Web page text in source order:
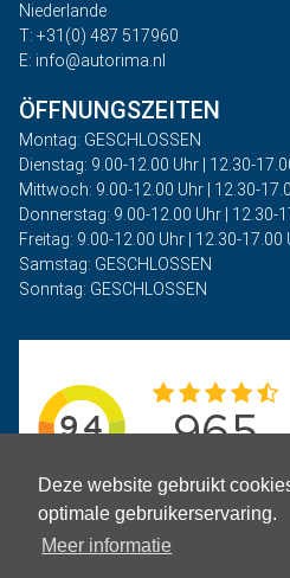
Deze website gebruikt
optimale gebruikerservaring.
Meer informatie
Niederlande
T: +31(0) 487 517960
E: info@autorima.nl
ÖFFNUNGSZEITEN
Montag: GESCHLOSSEN
Dienstag: 9.00-12.00 Uhr | 12.30-
Mittwoch: 9.00-12.00 Uhr | 12.30-
Donnerstag: 9.00-12.00 Uhr | 12.30-
Freitag: 9.00-12.00 Uhr | 12.30-17.00
Samstag: GESCHLOSSEN
Sonntag: GESCHLOSSEN